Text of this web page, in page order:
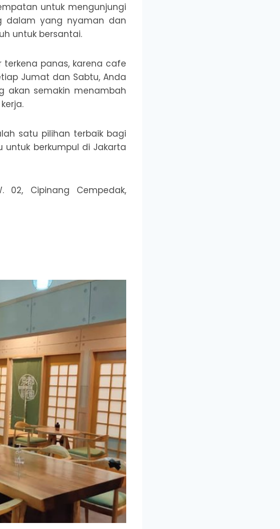
untuk mengunjungi
dalam yang nyaman dan
untuk bersantai.
panas, karena cafe
Jumat dan Sabtu, Anda
akan semakin menambah
satu pilihan terbaik bagi
berkumpul di Jakarta
02, Cipinang Cempedak,